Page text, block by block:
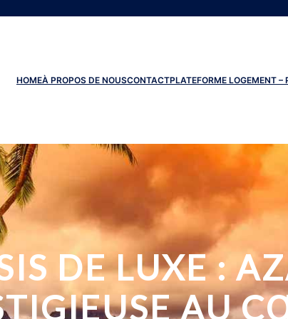
HOMEÀ PROPOS DE NOUSCONTACTPLATEFORME LOGEMENT –
DE LUXE :
AU